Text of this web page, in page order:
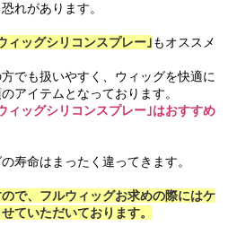
れがあります。
ィッグシリコンスプレー｣もオススメ
でも扱いやすく、ウィッグを快適に
アイテムとなっております。
ィッグシリコンスプレー｣はおすすめ
寿命はまったく違ってきます。
で、フルウィッグお求めの際にはケ
ていただいております。